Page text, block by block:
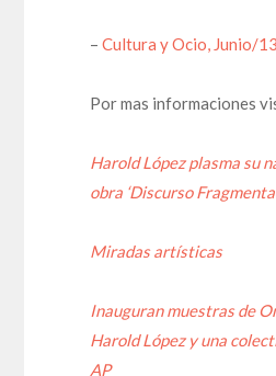
–Cultura y Ocio, Junio/
Por mas informaciones
Harold López plasma su
obra ‘Discurso
Miradas artísticas
Inauguran muestras de
Harold López y una
AP